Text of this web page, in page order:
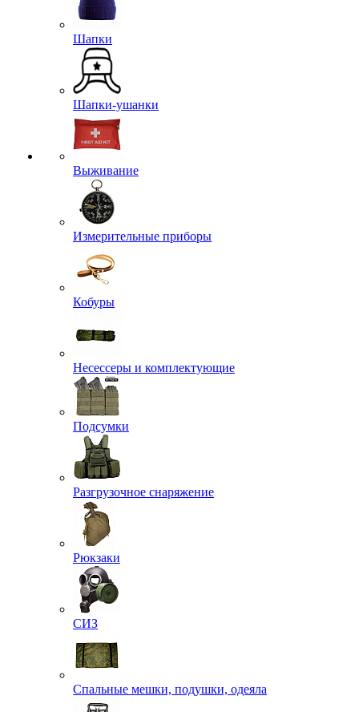
Шапки
Шапки-ушанки
Выживание
Измерительные приборы
Кобуры
Несессеры и комплектующие
Подсумки
Разгрузочное снаряжение
Рюкзаки
СИЗ
Спальные мешки, подушки, одеяла